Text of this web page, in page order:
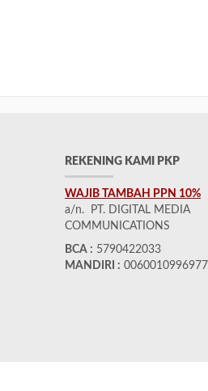
REKENING KAMI PKP
WAJIB TAMBAH PPN 10%
a/n. PT. DIGITAL MEDIA
COMMUNICATIONS
BCA : 5790422033
MANDIRI : 0060010996977